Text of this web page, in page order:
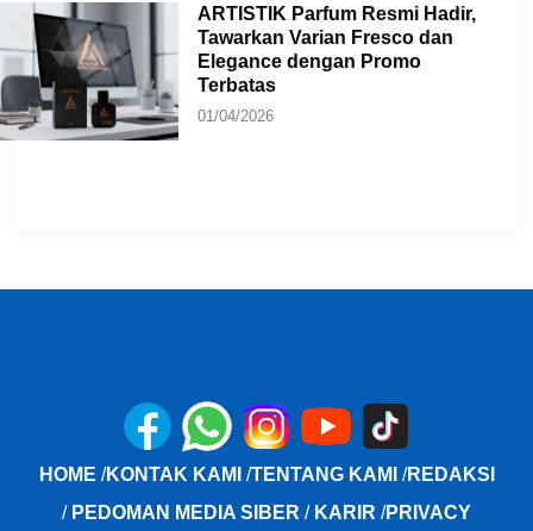
ARTISTIK Parfum Resmi Hadir,
Tawarkan Varian Fresco dan
Elegance dengan Promo
Terbatas
01/04/2026
HOME /KONTAK KAMI /TENTANG KAMI /REDAKSI
/ PEDOMAN MEDIA SIBER / KARIR /PRIVACY